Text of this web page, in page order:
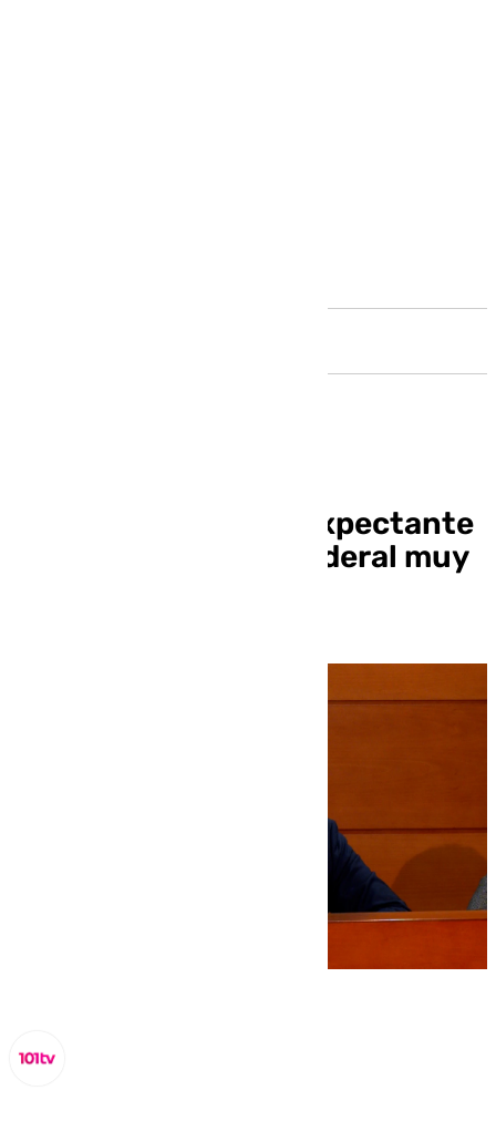
El PSOE de Málaga, expectante
ante un Congreso Federal muy